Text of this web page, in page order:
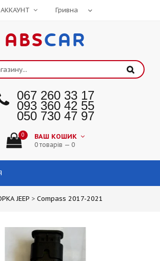
ABSCAR
067 260 33 17
093 360 42 55
050 730 47 97
0 ВАШ КОШИК
0 товарів — 0
JEEP > Compass 2017-2021